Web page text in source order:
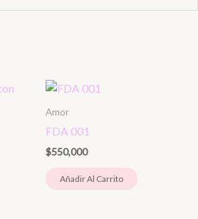
Amor
FDA 001
$550,000
Añadir Al Carrito